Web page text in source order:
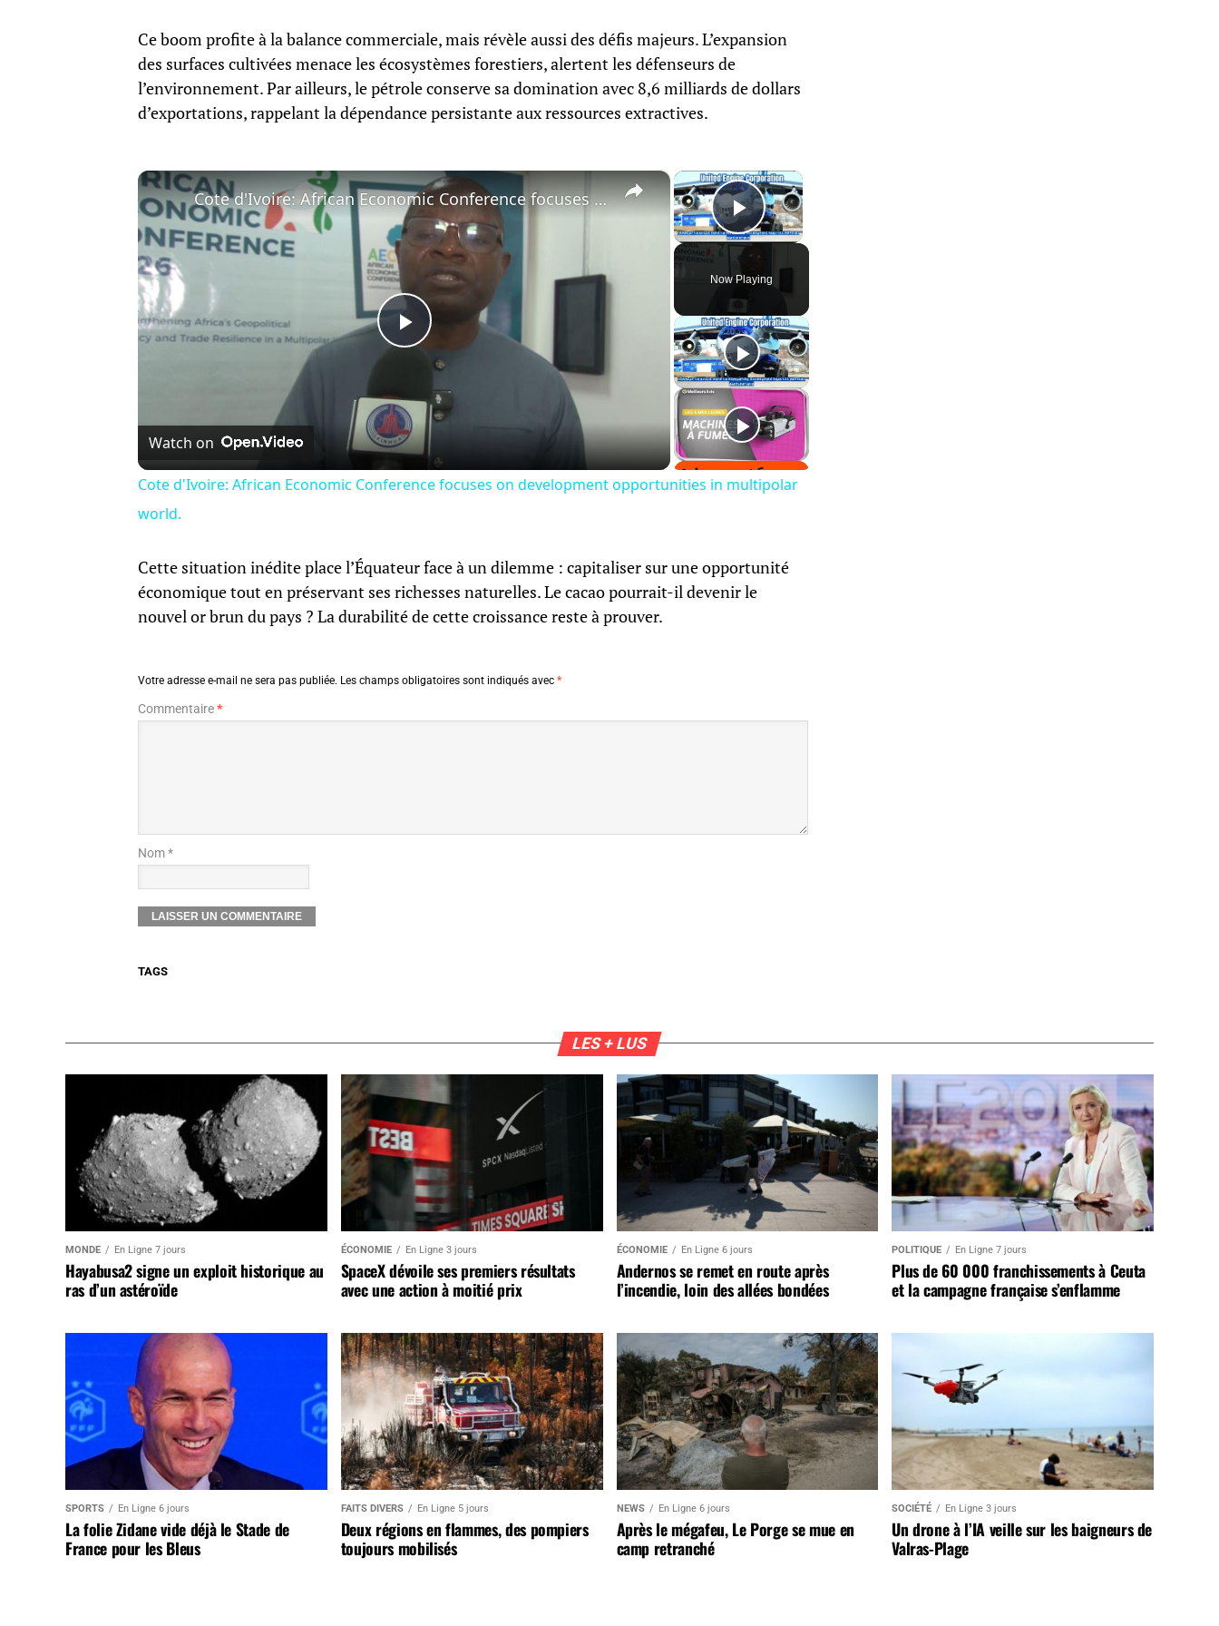
Ce boom profite à la balance commerciale, mais révèle aussi des défis majeurs. L’expansion
des surfaces cultivées menace les écosystèmes forestiers, alertent les défenseurs de
l’environnement. Par ailleurs, le pétrole conserve sa domination avec 8,6 milliards de dollars
d’exportations, rappelant la dépendance persistante aux ressources extractives.
×
Play Video
Now Playing
×
Play
Video
Cote d'Ivoire: African Economic Conference focuses on development opportunities in multipolar world.
Watch on
Cote d'Ivoire: African Economic Conference focuses on development opportunities in multipolar
world.
Cette situation inédite place l’Équateur face à un dilemme : capitaliser sur une opportunité
économique tout en préservant ses richesses naturelles. Le cacao pourrait-il devenir le
nouvel or brun du pays ? La durabilité de cette croissance reste à prouver.
Votre adresse e-mail ne sera pas publiée. Les champs obligatoires sont indiqués avec *
Commentaire*
Nom *
TAGS
LES + LUS
MONDE En Ligne 7 jours
Hayabusa2 signe un exploit historique au
ras d’un astéroïde
ÉCONOMIE En Ligne 3 jours
SpaceX dévoile ses premiers résultats
avec une action à moitié prix
ÉCONOMIE En Ligne 6 jours
Andernos se remet en route après
l’incendie, loin des allées bondées
POLITIQUE En Ligne 7 jours
Plus de 60 000 franchissements à Ceuta
et la campagne française s’enflamme
SPORTS En Ligne 6 jours
La folie Zidane vide déjà le Stade de
France pour les Bleus
FAITS DIVERS En Ligne 5 jours
Deux régions en flammes, des pompiers
toujours mobilisés
NEWS En Ligne 6 jours
Après le mégafeu, Le Porge se mue en
camp retranché
SOCIÉTÉ En Ligne 3 jours
Un drone à l’IA veille sur les baigneurs de
Valras-Plage